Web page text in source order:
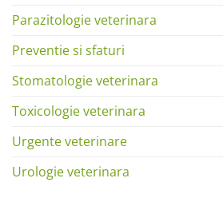
Parazitologie veterinara
Preventie si sfaturi
Stomatologie veterinara
Toxicologie veterinara
Urgente veterinare
Urologie veterinara